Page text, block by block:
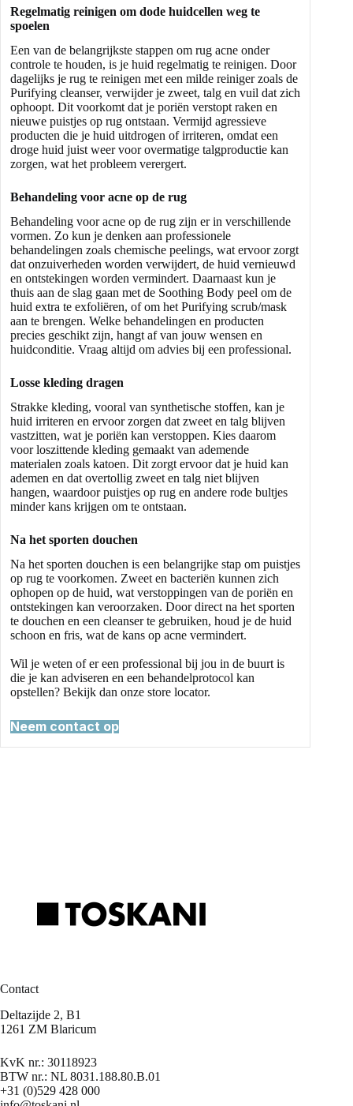
Regelmatig reinigen om dode huidcellen weg te
spoelen
Een van de belangrijkste stappen om rug acne onder
controle te houden, is je huid regelmatig te reinigen. Door
dagelijks je rug te reinigen met een milde reiniger zoals de
Purifying cleanser, verwijder je zweet, talg en vuil dat zich
ophoopt. Dit voorkomt dat je poriën verstopt raken en
nieuwe puistjes op rug ontstaan. Vermijd agressieve
producten die je huid uitdrogen of irriteren, omdat een
droge huid juist weer voor overmatige talgproductie kan
zorgen, wat het probleem verergert.
Behandeling voor acne op de rug
Behandeling voor acne op de rug zijn er in verschillende
vormen. Zo kun je denken aan professionele
behandelingen zoals chemische peelings, wat ervoor zorgt
dat onzuiverheden worden verwijdert, de huid vernieuwd
en ontstekingen worden vermindert. Daarnaast kun je
thuis aan de slag gaan met de Soothing Body peel om de
huid extra te exfoliëren, of om het Purifying scrub/mask
aan te brengen. Welke behandelingen en producten
precies geschikt zijn, hangt af van jouw wensen en
huidconditie. Vraag altijd om advies bij een professional.
Losse kleding dragen
Strakke kleding, vooral van synthetische stoffen, kan je
huid irriteren en ervoor zorgen dat zweet en talg blijven
vastzitten, wat je poriën kan verstoppen. Kies daarom
voor loszittende kleding gemaakt van ademende
materialen zoals katoen. Dit zorgt ervoor dat je huid kan
ademen en dat overtollig zweet en talg niet blijven
hangen, waardoor puistjes op rug en andere rode bultjes
minder kans krijgen om te ontstaan.
Na het sporten douchen
Na het sporten douchen is een belangrijke stap om puistjes
op rug te voorkomen. Zweet en bacteriën kunnen zich
ophopen op de huid, wat verstoppingen van de poriën en
ontstekingen kan veroorzaken. Door direct na het sporten
te douchen en een cleanser te gebruiken, houd je de huid
schoon en fris, wat de kans op acne vermindert.
Wil je weten of er een professional bij jou in de buurt is
die je kan adviseren en een behandelprotocol kan
opstellen? Bekijk dan onze store locator.
Neem contact op
Contact
Deltazijde 2, B1
1261 ZM Blaricum
KvK nr.: 30118923
BTW nr.: NL 8031.188.80.B.01
+31 (0)529 428 000